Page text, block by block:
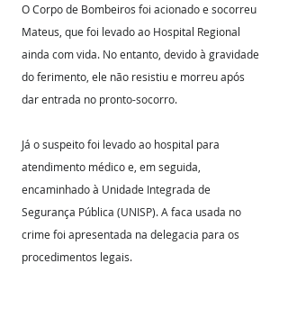
O Corpo de Bombeiros foi acionado e socorreu
Mateus, que foi levado ao Hospital Regional
ainda com vida. No entanto, devido à gravidade
do ferimento, ele não resistiu e morreu após
dar entrada no pronto-socorro.
Já o suspeito foi levado ao hospital para
atendimento médico e, em seguida,
encaminhado à Unidade Integrada de
Segurança Pública (UNISP). A faca usada no
crime foi apresentada na delegacia para os
procedimentos legais.